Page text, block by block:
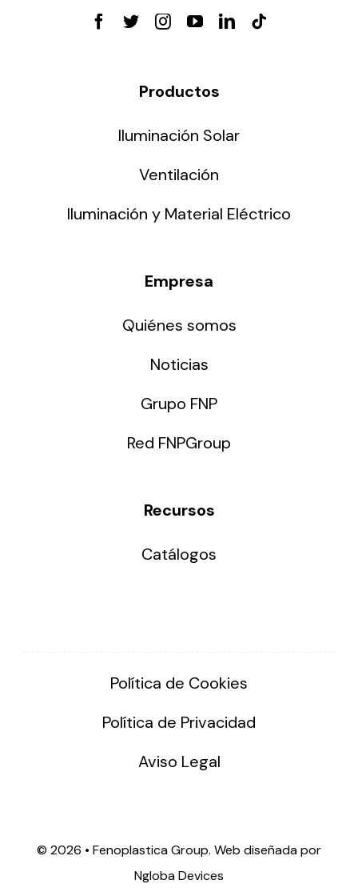
Productos
Iluminación Solar
Ventilación
Iluminación y Material Eléctrico
Empresa
Quiénes somos
Noticias
Grupo FNP
Red FNPGroup
Recursos
Catálogos
Política de Cookies
Política de Privacidad
Aviso Legal
© 2026 • Fenoplastica Group. Web diseñada por
Ngloba Devices